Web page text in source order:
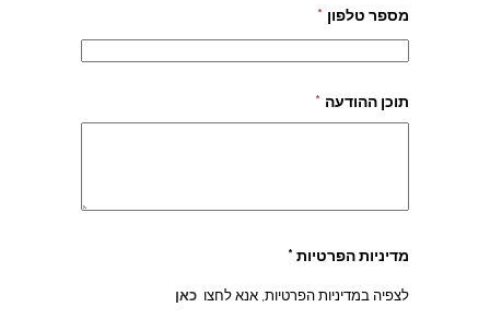
מספר טלפון *
תוכן ההודעה *
מדיניות הפרטיות *
לצפיה במדיניות הפרטיות, אנא לחצו כאן